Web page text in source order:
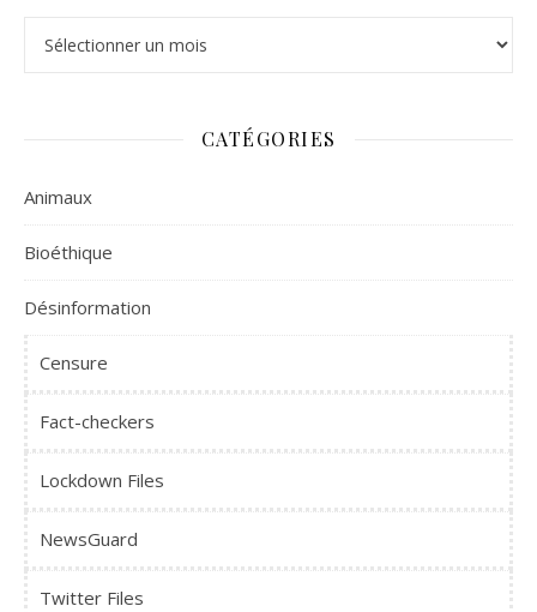
CATÉGORIES
Animaux
Bioéthique
Désinformation
Censure
Fact-checkers
Lockdown Files
NewsGuard
Twitter Files